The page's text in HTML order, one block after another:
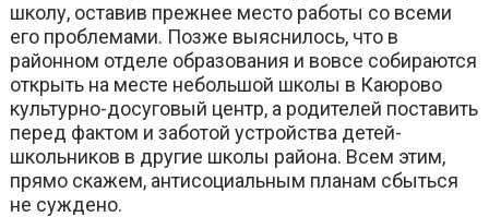
школу, оставив прежнее место работы со всеми
его проблемами. Позже выяснилось, что в
районном отделе образования и вовсе собираются
открыть на месте небольшой школы в Каюрово
культурно-досуговый центр, а родителей поставить
перед фактом и заботой устройства детей-
школьников в другие школы района. Всем этим,
прямо скажем, антисоциальным планам сбыться
не суждено.